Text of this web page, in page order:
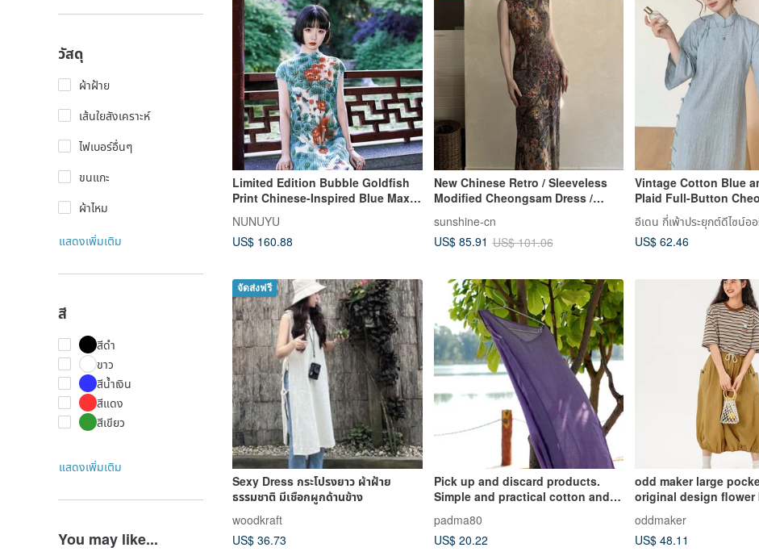
วัสดุ
ผ้าฝ้าย
เส้นใยสังเคราะห์
ไฟเบอร์อื่นๆ
ขนแกะ
ผ้าไหม
แสดงเพิ่มเติม
สี
สีดำ
ขาว
สีน้ำเงิน
สีแดง
สีเขียว
แสดงเพิ่มเติม
You may like...
Limited Edition Bubble Goldfish
Print Chinese-Inspired Blue Maxi
Dress
NUNUYU
US$ 160.88
New Chinese Retro / Sleeveless
Modified Cheongsam Dress /
Floral
sunshine-cn
US$ 85.91 US$ 101.06
Vintage Cotton Blue
Plaid Full-Button
Retro Dropped
Chinese Style,
Era Inspired Dress
อีเดน กี่เพ้าประยุกต์ดีไซน์อ
US$ 62.46
จัดส่งฟรี
Sexy Dress กระโปรงยาว ผ้าฝ้าย
ธรรมชาติ มีเชือกผูกด้านข้าง
woodkraft
US$ 36.73
Pick up and discard products.
Simple and practical cotton and
Linen bottoming skirt, vest skirt,
suspender skirt
padma80
US$ 20.22
odd maker large
original design
mid-length high waist
line skirt
oddmaker
US$ 48.11